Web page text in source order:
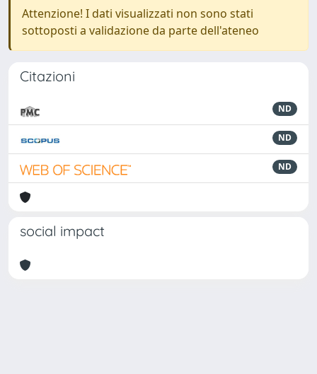
Attenzione! I dati visualizzati non sono stati
sottoposti a validazione da parte dell'ateneo
Citazioni
ND
ND
ND
social impact